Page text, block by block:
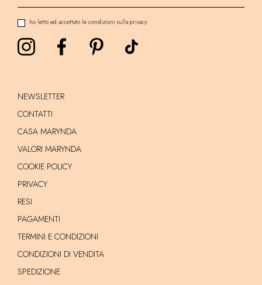
ho letto ed accettato le condizioni sulla privacy.
NEWSLETTER
CONTATTI
CASA MARYNDA
VALORI MARYNDA
COOKIE POLICY
PRIVACY
RESI
PAGAMENTI
TERMINI E CONDIZIONI
CONDIZIONI DI VENDITA
SPEDIZIONE